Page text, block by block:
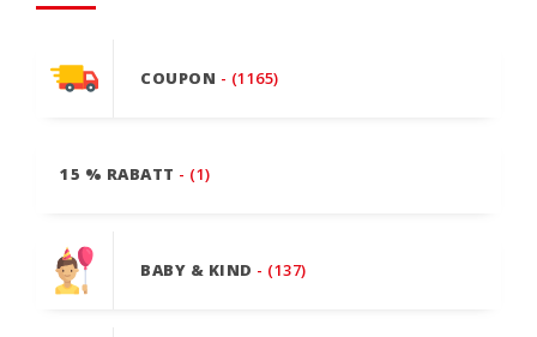
COUPON - (1165)
15 % RABATT - (1)
BABY & KIND - (137)